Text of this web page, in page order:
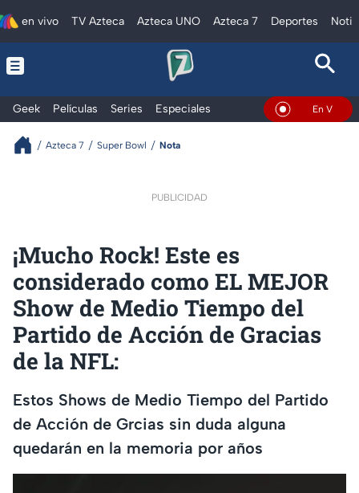
en vivo TV Azteca Azteca UNO Azteca 7 Deportes
Geek Películas Series Especiales En Vivo
Azteca 7 Super Bowl Nota
PUBLICIDAD
¡Mucho Rock! Este es
considerado como EL MEJOR
Show de Medio Tiempo del
Partido de Acción de Gracias
de la NFL:
Estos Shows de Medio Tiempo del Partido
de Acción de Grcias sin duda alguna
quedarán en la memoria por años